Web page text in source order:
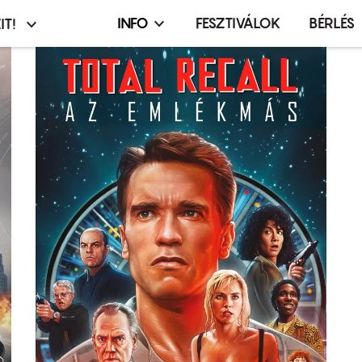
Infó,
esemény,
terembérlés
menü
INFO FESZTIVÁLOK BÉRLÉS